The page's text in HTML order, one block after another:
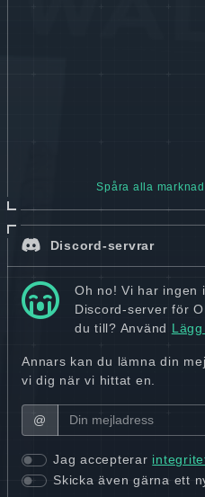
Spåra alla
Discord-servrar
Oh no! Vi har ingen
Discord-server för
du till? Använd
Annars kan du lämna din
vi dig när vi hittat en.
@
Jag accepterar
Skicka även gärna ett